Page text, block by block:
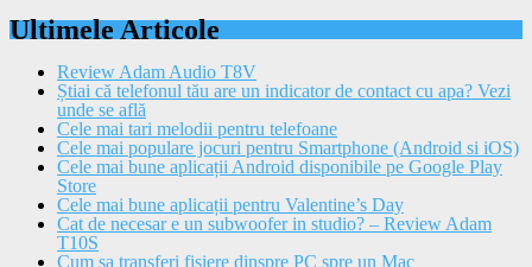
Ultimele Articole
Review Adam Audio T8V
Știai că telefonul tău are un indicator de contact cu apa? Vezi
unde se află
Cele mai tari melodii pentru telefoane
Cele mai populare jocuri pentru Smartphone (Android si iOS)
Cele mai bune aplicații Android disponibile pe Google Play
Store
Cele mai bune aplicații pentru Valentine’s Day
Cat de necesar e un subwoofer in studio? – Review Adam
T10S
Cum sa transferi fisiere dinspre PC spre un Mac